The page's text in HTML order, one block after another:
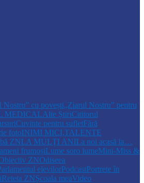
Nostru” cu povești„Ziarul Nostru” pentru
MEDICALAlte ȘtiriCititorul
Cuvinte pentru sufletFără
fotoINIMI MICI,TALENTE
ZNLA MULŢI ANILa noi acasă la…
frumoșiLume soro lumeMini-Miss &
ZNOdiseea
elevilorPodcastPortrete în
Reteta ZNȘcoala meaVideo